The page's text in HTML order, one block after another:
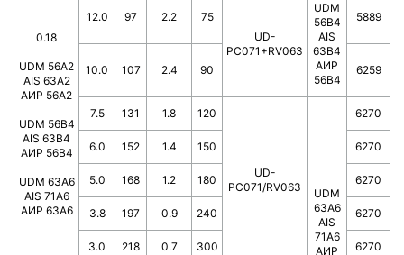
0.18
UDM 56A2
AIS 63A2
АИР 56А2
UDM 56B4
AIS 63B4
АИР 56В4
UDM 63A6
AIS 71A6
АИР 63А6
12.0 97 2.2
75
UD-
PC071+RV063
UDM
56B4
AIS
63B4
АИР
56В4
5889
10.0 107 2.4 90 6259
7.5 131 1.8 120
UD-
PC071/RV063
UDM
63A6
AIS
71A6
АИР
6270
6.0 152 1.4 150 6270
5.0 168 1.2 180 6270
3.8 197 0.9 240 6270
3.0 218 0.7 300 6270